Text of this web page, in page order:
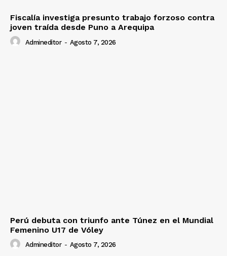
Fiscalía investiga presunto trabajo forzoso contra
joven traída desde Puno a Arequipa
Admineditor - Agosto 7, 2026
Perú debuta con triunfo ante Túnez en el Mundial
Femenino U17 de Vóley
Admineditor - Agosto 7, 2026